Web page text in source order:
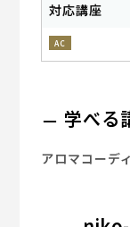
対応講座
AC
学べる
アロマコーデ